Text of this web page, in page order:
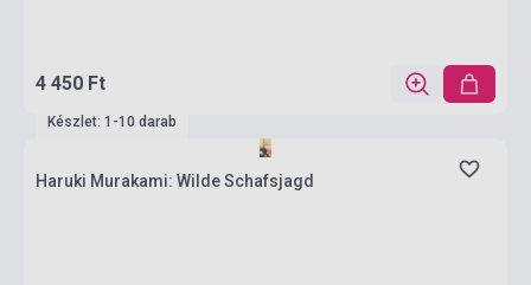
4 450 Ft
Készlet: 1-10 darab
Haruki Murakami: Wilde Schafsjagd